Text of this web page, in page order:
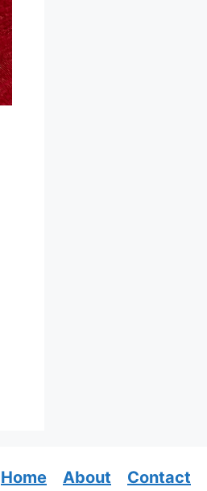
Home About Contact